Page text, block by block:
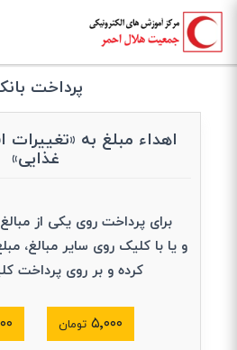
پرداخت
اهداء مبلغ به
غذایی»
برای پرداخت روی یکی از
و یا با کلیک روی سایر مبالغ،
کرده و بر روی پرداخت
۵٬۰۰۰ تومان